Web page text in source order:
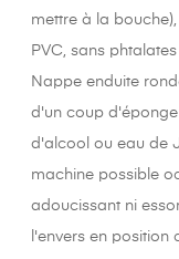
mettre à la
PVC, sans
Nappe enduite
d'un coup
d'alcool ou eau de
machine possible
adoucissant ni
l'envers en